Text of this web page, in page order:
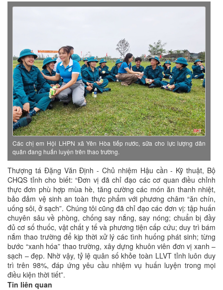
Các chị em Hội LHPN xã Yên Hòa tiếp nước, sữa cho lực lượng dân
quân đang huấn luyện trên thao trường.
Thượng tá Đặng Văn Định - Chủ nhiệm Hậu cần - Kỹ thuật, Bộ
CHQS tỉnh cho biết: “Đơn vị đã chỉ đạo các cơ quan điều chỉnh
thực đơn phù hợp mùa hè, tăng cường các món ăn thanh nhiệt,
bảo đảm vệ sinh an toàn thực phẩm với phương châm “ăn chín,
uống sôi, ở sạch”. Chúng tôi cũng đã chỉ đạo các đơn vị: tập huấn
chuyên sâu về phòng, chống say nắng, say nóng; chuẩn bị đầy
đủ cơ số thuốc, vật chất y tế và phương tiện cấp cứu; duy trì bám
nắm thao trường để kịp thời xử lý các tình huống phát sinh; từng
bước “xanh hóa” thao trường, xây dựng khuôn viên đơn vị xanh –
sạch – đẹp. Nhờ vậy, tỷ lệ quân số khỏe toàn LLVT tỉnh luôn duy
trì trên 98%, đáp ứng yêu cầu nhiệm vụ huấn luyện trong mọi
điều kiện thời tiết”.
Tin liên quan